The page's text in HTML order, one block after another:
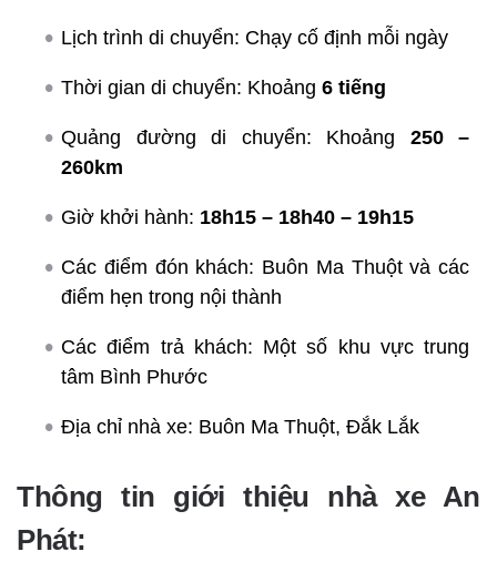
Lịch trình di chuyển: Chạy cố định mỗi ngày
Thời gian di chuyển: Khoảng 6 tiếng
Quảng đường di chuyển: Khoảng 250 –
260km
Giờ khởi hành: 18h15 – 18h40 – 19h15
Các điểm đón khách: Buôn Ma Thuột và các
điểm hẹn trong nội thành
Các điểm trả khách: Một số khu vực trung
tâm Bình Phước
Địa chỉ nhà xe: Buôn Ma Thuột, Đắk Lắk
Thông tin giới thiệu nhà xe An
Phát: